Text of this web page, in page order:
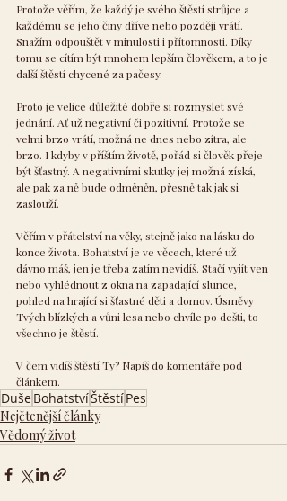
Protože věřím, že každý je svého štěstí strůjce a
každému se jeho činy dříve nebo později vrátí.
Snažím odpouštět v minulosti i přítomnosti. Díky
tomu se cítím být mnohem lepším člověkem, a to je
další štěstí chycené za pačesy.
Proto je velice důležité dobře si rozmyslet své
jednání. Ať už negativní či pozitivní. Protože se
velmi brzo vrátí, možná ne dnes nebo zítra, ale
brzo. I kdyby v příštím životě, pořád si člověk přeje
být šťastný. A negativními skutky jej možná získá,
ale pak za ně bude odměněn, přesně tak jak si
zaslouží.
Věřím v přátelství na věky, stejně jako na lásku do
konce života. Bohatství je ve věcech, které už
dávno máš, jen je třeba zatím nevidíš. Stačí vyjít ven
nebo vyhlédnout z okna na zapadající slunce,
pohled na hrající si šťastné děti a domov. Úsměvy
Tvých blízkých a vůni lesa nebo chvíle po dešti, to
všechno je štěstí.
V čem vidíš štěstí Ty? Napiš do komentáře pod
článkem.
DušeBohatstvíŠtěstíPes
Nejčtenější články
Vědomý život